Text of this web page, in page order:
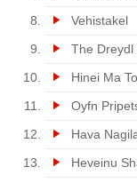
Vehistakel
The Dreydl
Hinei Ma
Oyfn
Hava
Heveinu